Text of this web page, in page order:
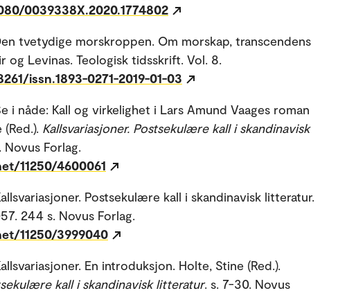
0039338X.2020.1774802
tvetydige morskroppen. Om morskap, transcendens
og Levinas. Teologisk tidsskrift. Vol. 8.
issn.1893-0271-2019-01-03
i nåde: Kall og virkelighet i Lars Amund Vaages roman
Kallsvariasjoner. Postsekulære kall i skandinavisk
Novus Forlag.
11250/4600061
Postsekulære kall i skandinavisk litteratur.
244 s. Novus Forlag.
11250/3999040
En introduksjon. Holte, Stine (Red.).
kall i skandinavisk litteratur. s. 7-30. Novus